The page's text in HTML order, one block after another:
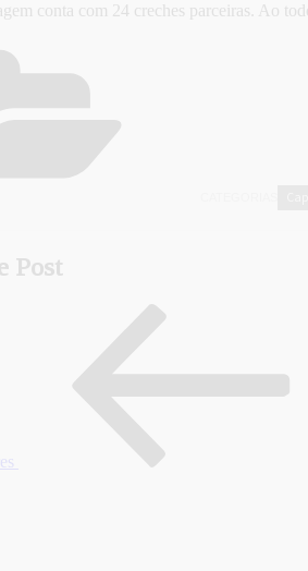
conta com 24 creches parceiras. Ao
Post